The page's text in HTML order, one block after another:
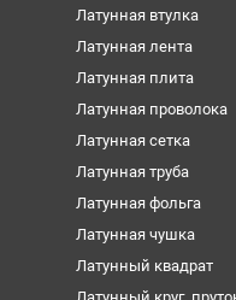
Латунная втулка
Латунная лента
Латунная плита
Латунная проволока
Латунная сетка
Латунная труба
Латунная фольга
Латунная чушка
Латунный квадрат